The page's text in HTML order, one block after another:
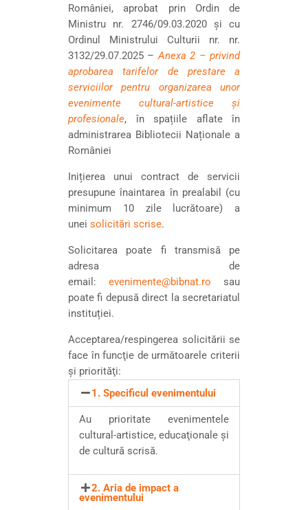
României, aprobat prin Ordin de
Ministru nr. 2746/09.03.2020 și cu
Ordinul Ministrului Culturii nr. nr.
3132/29.07.2025 –Anexa 2 – privind
aprobarea tarifelor de prestare a
serviciilor pentru organizarea unor
evenimente cultural-artistice și
profesionale, în spațiile aflate în
administrarea Bibliotecii Naționale a
României
Inițierea unui contract de servicii
presupune înaintarea în prealabil (cu
minimum 10 zile lucrătoare) a
unei solicitări scrise.
Solicitarea poate fi transmisă pe
adresa de
email: evenimente@bibnat.ro sau
poate fi depusă direct la secretariatul
instituției.
Acceptarea/respingerea solicitării se
face în funcţie de următoarele criterii
şi priorităţi:
1. Specificul evenimentului
Au prioritate evenimentele
cultural-artistice, educaţionale și
de cultură scrisă.
2. Aria de impact a
evenimentului